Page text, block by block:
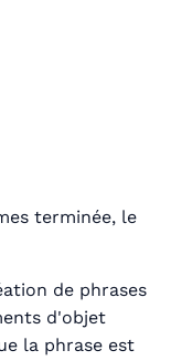
terminée, le
de phrases
d'objet
la phrase est